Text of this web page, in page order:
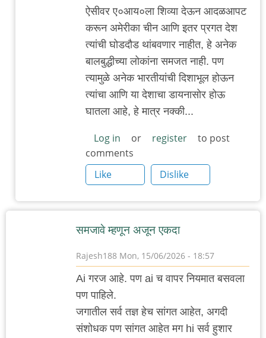
ऐसीवर ए०आय०ला शिव्या देऊन आदळआपट
करून अमेरीका चीन आणि इतर प्रगत देश
त्यांची घोडदौड थांबवणार नाहीत, हे अनेक
बालबुद्धीच्या लोकांना समजत नाही. पण
त्यामुळे अनेक भारतीयांची दिशाभूल होऊन
त्यांचा आणि या देशाचा डायनासोर होऊ
घातला आहे, हे मात्र नक्की...
Log in or register
to post
comments
Like
Dislike
समजावे म्हणून अजून एकदा
Rajesh188 Mon, 15/06/2026 - 18:57
Ai गरज आहे. पण ai च वापर नियमात बसवला
पण पाहिले.
जगातील सर्व तज्ञ हेच सांगत आहेत, अगदी
संशोधक पण सांगत आहेत मग hi सर्व हुशार